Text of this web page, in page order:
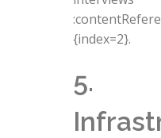
{index=2}.
5.